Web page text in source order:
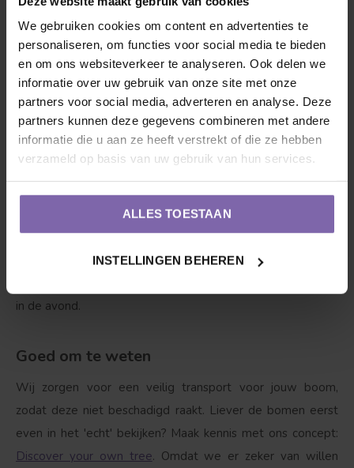
We gebruiken cookies om content en advertenties te
personaliseren, om functies voor social media te bieden
en om ons websiteverkeer te analyseren. Ook delen we
informatie over uw gebruik van onze site met onze
partners voor social media, adverteren en analyse. Deze
partners kunnen deze gegevens combineren met andere
informatie die u aan ze heeft verstrekt of die ze hebben
verzameld op basis van uw gebruik van hun services.
ALLES TOESTAAN
INSTELLINGEN BEHEREN
2. Onderhoud : Iedereen heeft verzorging nodig, dus ook
onze vriend. De boomhazelaar 1 x per jaar gesnoeid
worden, hij heeft het liefst dat je dit tussen november en
maart doet. Hoe? De oudere takken afsnoeien om plaats
te maken voor jong hout.
Ja, zeker als hij net is geplant is het van belang
dat de boomhazelaar water krijgt, maar wel pas zodra onze
vriend bladeren begint te krijgen. Met 1 tot 2 emmers
water per week wordt hij blij, als het boven de 25 graden
wordt drinkt hij graag tussen de 3-4 emmers water per
in de avond.
Goed om te weten
Wij zorgen voor een veilig transport voor jouw boom,
zodat deze niet beschadigd raakt. Liever de bomen eerst
even in het 'echt' bekijken? Maak kennis met ons concept:
Discover your own tree. Omdat we er zeker van willen